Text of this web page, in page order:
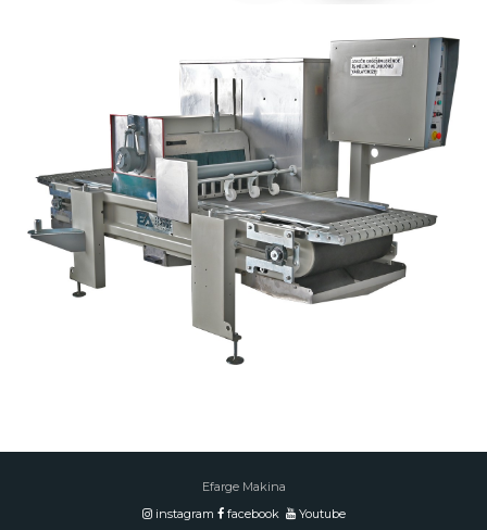
ÇOKLU KESİM MAKİNASI (CK06-
650)
Efarge Makina
instagram
facebook Youtube